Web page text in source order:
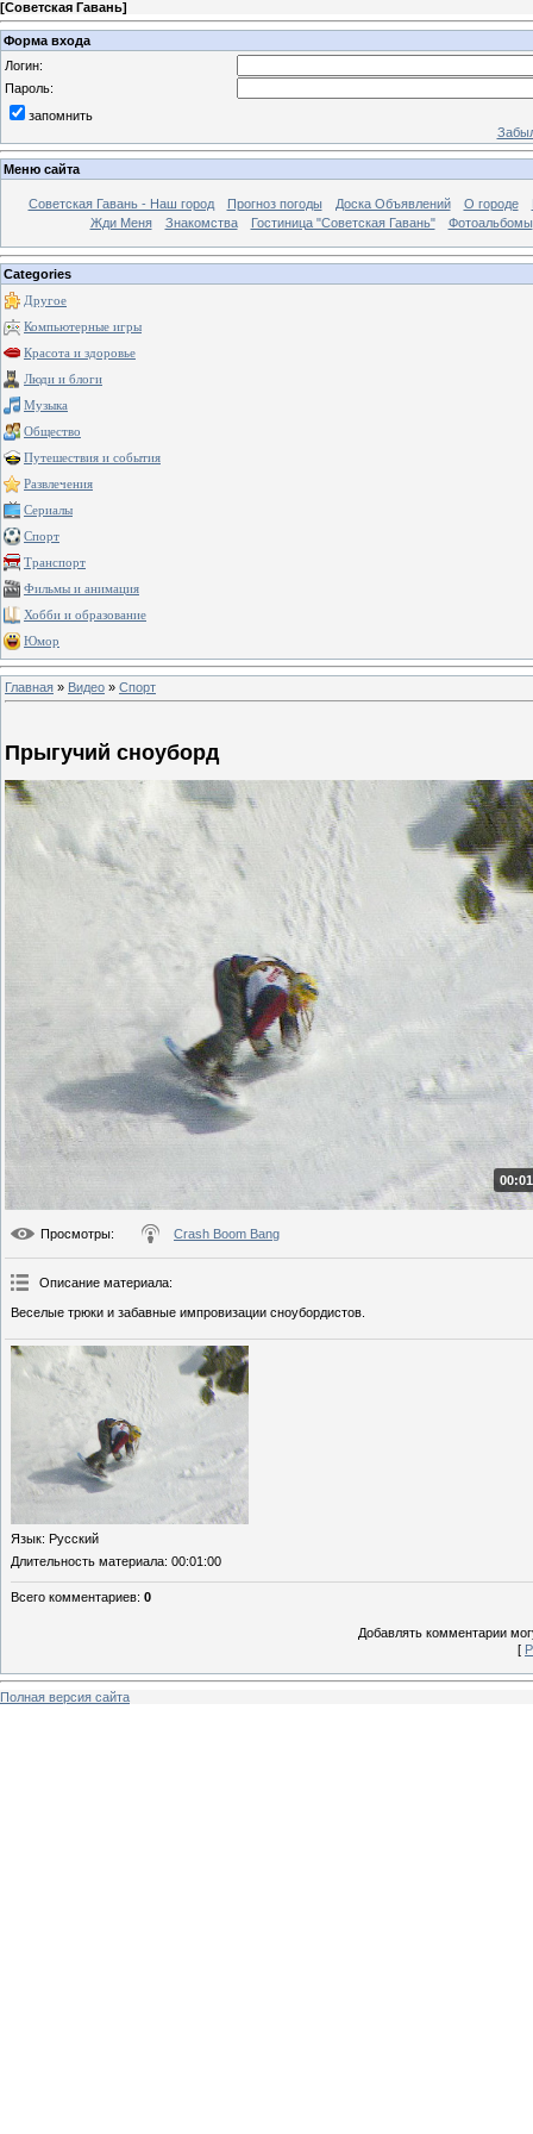
[Советская Гавань]
Форма входа
Логин:
Пароль:
запомнить
Меню сайта
Советская Гавань - Наш город Прогноз погоды Доска Объявлений О городе
Жди Меня
Знакомства Гостиница "Советская Гавань" Фотоальбомы
Categories
Другое
Компьютерные игры
Красота и здоровье
Люди и блоги
Музыка
Общество
Путешествия и события
Развлечения
Сериалы
Спорт
Транспорт
Фильмы и анимация
Хобби и образование
Юмор
Главная » Видео » Спорт
Прыгучий сноуборд
Просмотры: Crash Boom Bang
Описание материала:
Веселые трюки и забавные импровизации сноубордистов.
Язык: Русский
Длительность материала: 00:01:00
Всего комментариев: 0
Добавлять комментарии
[
Полная версия сайта